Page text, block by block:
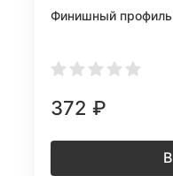
Финишный
372₽